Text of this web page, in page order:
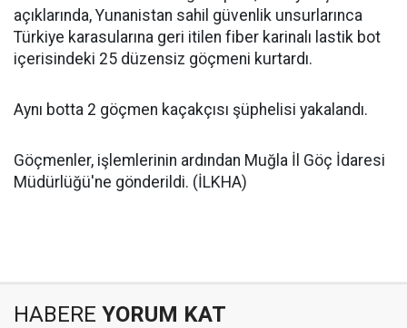
açıklarında, Yunanistan sahil güvenlik unsurlarınca
Türkiye karasularına geri itilen fiber karinalı lastik bot
içerisindeki 25 düzensiz göçmeni kurtardı.
Aynı botta 2 göçmen kaçakçısı şüphelisi yakalandı.
Göçmenler, işlemlerinin ardından Muğla İl Göç İdaresi
Müdürlüğü'ne gönderildi. (İLKHA)
HABERE YORUM KAT